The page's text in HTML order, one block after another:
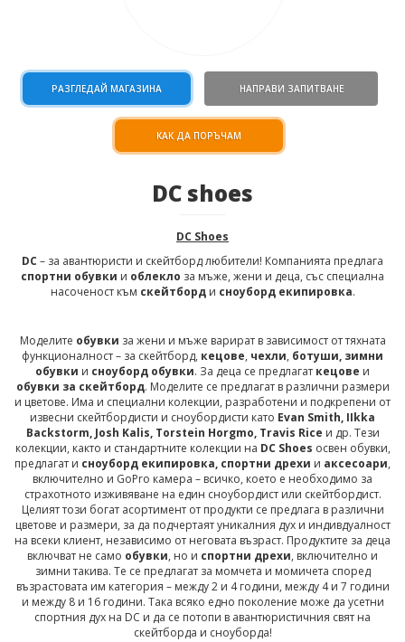
РАЗГЛЕДАЙ МАГАЗИНА НАПРАВИ ЗАПИТВАНЕ
КАК ДА ПОРЪЧАМ
DC shoes
DC Shoes
DC – за авантюристи и скейтборд любители! Компанията предлага
спортни обувки и облекло за мъже, жени и деца, със специална
насоченост към скейтборди сноуборд екипировка.
Моделите обувки за жени и мъже варират в зависимост от тяхната
функционалност – за скейтборд, кецове, чехли, ботуши, зимни
обувки и сноуборд обувки. За деца се предлагат кецове и
обувки за скейтборд. Моделите се предлагат в различни размери
и цветове. Има и специални колекции, разработени и подкрепени от
извесни скейтбордисти и сноубордисти като Evan Smith, IIkka
Backstorm, Josh Kalis, Torstein Horgmo, Travis Rice и др. Тези
колекции, както и стандартните колекции на DC Shoes освен обувки,
предлагат и сноуборд екипировка, спортни дрехи и аксесоари,
включително и GoPro камера – всичко, което е необходимо за
страхотното изживяване на един сноубордист или скейтбордист.
Целият този богат асортимент от продукти се предлага в различни
цветове и размери, за да подчертаят уникалния дух и индивдуалност
на всеки клиент, независимо от неговата възраст. Продуктите за деца
включват не само обувки, но и спортни дрехи, включително и
зимни такива. Те се предлагат за момчета и момичета според
възрастовата им категория – между 2 и 4 години, между 4 и 7 години
и между 8 и 16 години. Така всяко едно поколение може да усетни
спортния дух на DC и да се потопи в авантюристичния свят на
скейтборда и сноуборда!